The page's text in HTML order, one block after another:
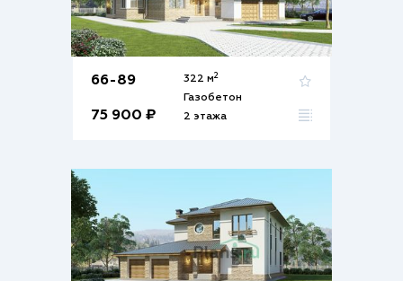
66-89
75 900 ₽
322 м2
Газобетон
2 этажа